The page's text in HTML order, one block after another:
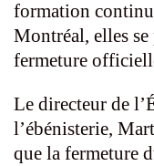
formation
Montréal, elles
fermeture
Le directeur de
l’ébénisterie,
que la fermeture